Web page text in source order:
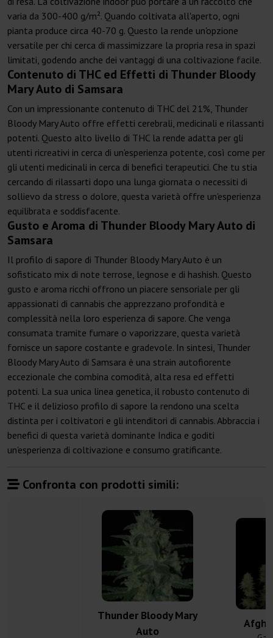
varia da 300-400 g/m². Quando coltivata all'aperto, ogni
pianta produce circa 40-70 g. Questo la rende un'opzione
versatile per chi cerca di massimizzare la propria resa in spazi
limitati, godendo anche dei vantaggi di una coltivazione facile.
Contenuto di THC ed Effetti di Thunder Bloody
Mary Auto di Samsara
Con un impressionante contenuto di THC del 21%, Thunder
Bloody Mary Auto offre effetti cerebrali, medicinali e rilassanti
potenti. Questo alto livello di THC la rende adatta per gli
utenti ricreativi in cerca di un'esperienza potente, così come per
gli utenti medicinali in cerca di benefici terapeutici. Che tu stia
cercando di rilassarti dopo una lunga giornata o necessiti di
sollievo da stress o dolore, questa varietà offre un'esperienza
equilibrata e soddisfacente.
Gusto e Aroma di Thunder Bloody Mary Auto di
Samsara
Il profilo di sapore di Thunder Bloody Mary Auto è un
sofisticato mix di note terrose, legnose e di hashish. Questo
gusto e aroma ricchi offrono un piacere sensoriale per gli
appassionati di cannabis che apprezzano profondità e
complessità nella loro esperienza di sapore. Che venga
consumata tramite fumare o vaporizzare, questa varietà
fornisce un sapore costante e gradevole. In sintesi, Thunder
Bloody Mary Auto di Samsara è una strain autofiorente
eccezionale che combina comodità, alta resa ed effetti
potenti. La sua unica linea genetica, il robusto contenuto di
THC e il delizioso profilo di sapore la rendono una scelta
distinta per i coltivatori e gli intenditori di cannabis. Abbraccia i
benefici di questa varietà dominante Indica e goditi
un'esperienza di coltivazione e consumo gratificante.
Confronta con prodotti simili:
Thunder Bloody Mary
Auto